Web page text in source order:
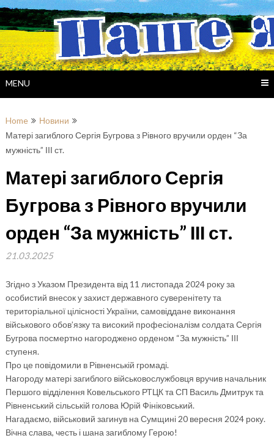
Skip
to
content
MENU
Home
Новини
Матері загиблого Сергія Бугрова з Рівного вручили орден “За
мужність” ІІІ ст.
Матері загиблого Сергія
Бугрова з Рівного вручили
орден “За мужність” ІІІ ст.
21.03.2025
Згідно з Указом Президента від 11 листопада 2024 року за
особистий внесок у захист державного суверенітету та
територіальної цілісності України, самовіддане виконання
військового обов’язку та високий професіоналізм солдата Сергія
Бугрова посмертно нагороджено орденом “За мужність” ІІІ
ступеня.
Про це повідомили в Рівненській громаді.
Нагороду матері загиблого військовослужбовця вручив начальник
Першого відділення Ковельського РТЦК та СП Василь Дмитрук та
Рівненський сільській голова Юрій Фініковський.
Нагадаємо, військовий загинув на Сумщині 20 вересня 2024 року.
Вічна слава, честь і шана загиблому Герою!